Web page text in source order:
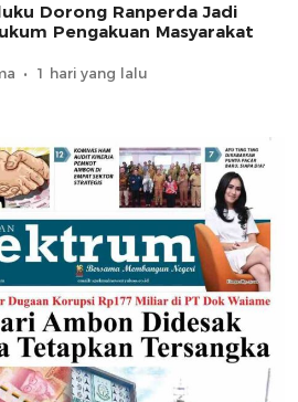
Dorong Ranperda Jadi
Pengakuan Masyarakat
1 hari yang lalu